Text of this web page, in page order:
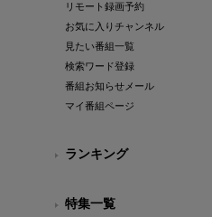
リモート録画予約
お気に入りチャンネル
見たい番組一覧
検索ワード登録
番組お知らせメール
マイ番組ページ
ランキング
特集一覧